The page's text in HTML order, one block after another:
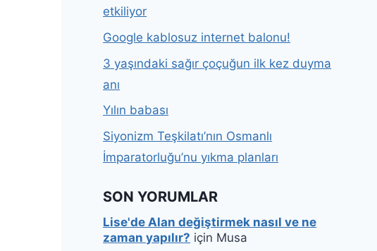
etkiliyor
Google kablosuz internet balonu!
3 yaşındaki sağır çoçuğun ilk kez duyma
anı
Yılın babası
Siyonizm Teşkilatı’nın Osmanlı
İmparatorluğu’nu yıkma planları
SON YORUMLAR
Lise'de Alan değiştirmek nasıl ve ne
zaman yapılır? için Musa